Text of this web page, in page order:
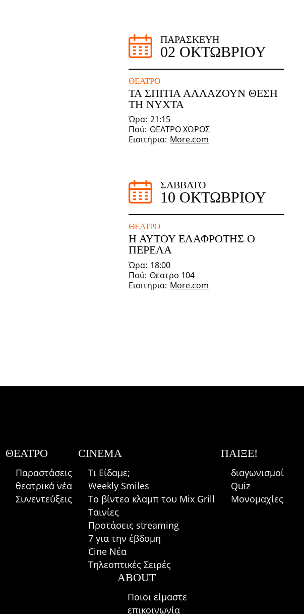
ΠΑΡΑΣΚΕΥΉ
02 ΟΚΤΩΒΡΊΟΥ
ΘΈΑΤΡΟ
ΤΑ ΣΠΙΤΙΑ ΑΛΛΑΖΟΥΝ ΘΕΣΗ
ΤΗ ΝΥΧΤΑ
Ώρα 21:15
Πού ΘΕΑΤΡΟ ΧΩΡΟΣ
Εισιτήρια More.com
ΣΆΒΒΑΤΟ
10 ΟΚΤΩΒΡΊΟΥ
ΘΈΑΤΡΟ
Η ΑΥΤΟΥ ΕΛΑΦΡΟΤΗΣ Ο
ΠΕΡΕΛΑ
Ώρα 18:00
Πού Θέατρο 104
Εισιτήρια More.com
ΘΈΑΤΡΟ
Παραστάσεις
θεατρικά νέα
Συνεντεύξεις
CINEMA
Τι Είδαμε;
Weekly Smiles
Το βίντεο κλαμπ του Mix Grill
Ταινίες
Προτάσεις streaming
7 για την έβδομη
Cine Νέα
Τηλεοπτικές Σειρές
ΠΑΊΞΕ!
διαγωνισμοί
Quiz
Μονομαχίες
ABOUT
Ποιοι είμαστε
επικοινωνία